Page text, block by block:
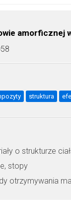
amorficznej
struktura
o strukturze
stopy
otrzymywania